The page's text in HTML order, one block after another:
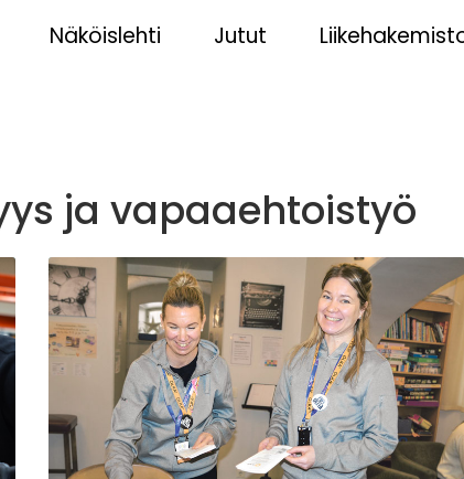
Näköislehti Jutut
ja vapaaehtoistyö